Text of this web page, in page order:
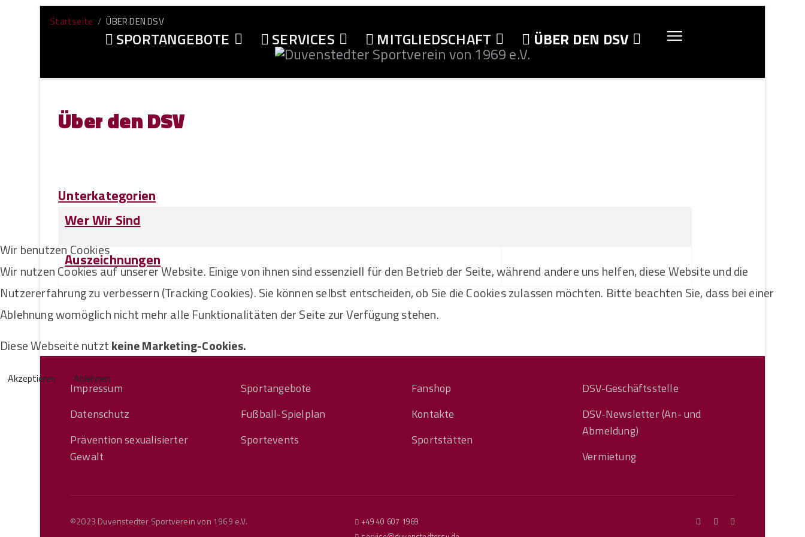
SPORTANGEBOTE SERVICES MITGLIEDSCHAFT ÜBER DEN DSV
Startseite ÜBER DEN DSV
Über den DSV
Unterkategorien
Wer Wir Sind
Auszeichnungen
Impressum
Datenschutz
Prävention sexualisierter
Gewalt
Sportangebote
Fußball-Spielplan
Sportevents
Fanshop
Kontakte
Sportstätten
DSV-Geschäftsstelle
DSV-Newsletter (An- und
Abmeldung)
Vermietung
©2023 Duvenstedter Sportverein von 1969 e.V.
+49 40 607 1969
Wir benutzen Cookies
Wir nutzen Cookies auf unserer Website. Einige von ihnen sind essenziell für den Betrieb der Seite, während andere uns helfen, diese Website und die
Nutzererfahrung zu verbessern (Tracking Cookies). Sie können selbst entscheiden, ob Sie die Cookies zulassen möchten. Bitte beachten Sie, dass bei einer
Ablehnung womöglich nicht mehr alle Funktionalitäten der Seite zur Verfügung stehen.
Diese Webseite nutztkeine Marketing-Cookies.
Akzeptieren Ablehnen
Impressum